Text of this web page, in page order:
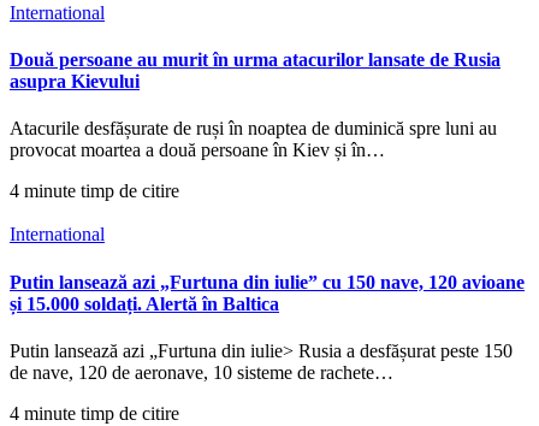
International
Două persoane au murit în urma atacurilor lansate de Rusia
asupra Kievului
Atacurile desfășurate de ruși în noaptea de duminică spre luni au
provocat moartea a două persoane în Kiev și în…
4 minute timp de citire
International
Putin lansează azi „Furtuna din iulie” cu 150 nave, 120 avioane
și 15.000 soldați. Alertă în Baltica
Putin lansează azi „Furtuna din iulie> Rusia a desfășurat peste 150
de nave, 120 de aeronave, 10 sisteme de rachete…
4 minute timp de citire